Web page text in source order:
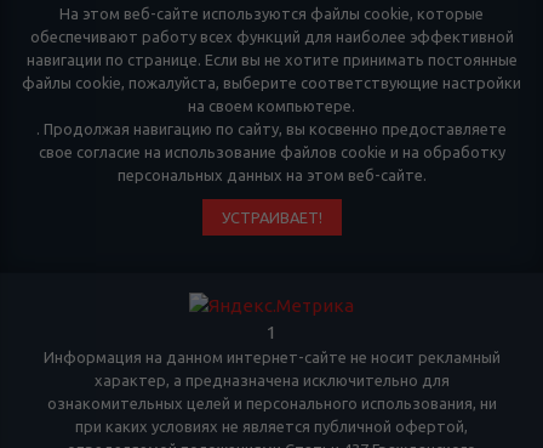
На этом веб-сайте используются файлы cookie, которые
обеспечивают работу всех функций для наиболее эффективной
навигации по странице. Если вы не хотите принимать постоянные
файлы cookie, пожалуйста, выберите соответствующие настройки
на своем компьютере.
. Продолжая навигацию по сайту, вы косвенно предоставляете
свое согласие на использование файлов cookie и на обработку
персональных данных на этом веб-сайте.
УСТРАИВАЕТ!
1
Информация на данном интернет-сайте не носит рекламный
характер, а предназначена исключительно для
ознакомительных целей и персонального использования, ни
при каких условиях не является публичной офертой,